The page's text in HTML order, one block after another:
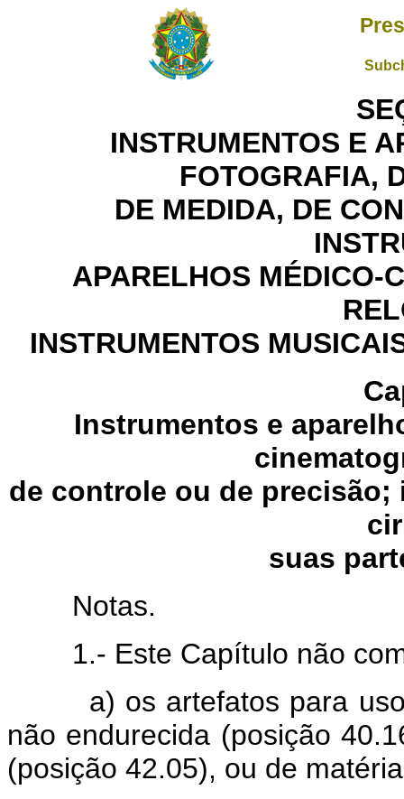
INSTRUMENTOS E
FOTOGRAFIA,
DE MEDIDA, DE
APARELHOS MÉDICO-
INSTRUMENTOS
Instrumentos e
de controle ou de
suas
Notas.
1.- Este Capítulo não
a) os artefatos para usos
não endurecida (posição
(posição 42.05), ou de